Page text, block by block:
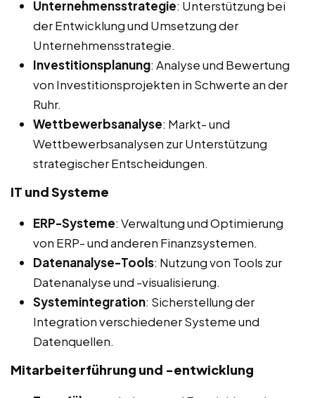
Unternehmensstrategie: Unterstützung bei
der Entwicklung und Umsetzung der
Unternehmensstrategie.
Investitionsplanung: Analyse und Bewertung
von Investitionsprojekten in Schwerte an der
Ruhr.
Wettbewerbsanalyse: Markt- und
Wettbewerbsanalysen zur Unterstützung
strategischer Entscheidungen.
IT und Systeme
ERP-Systeme: Verwaltung und Optimierung
von ERP- und anderen Finanzsystemen.
Datenanalyse-Tools: Nutzung von Tools zur
Datenanalyse und -visualisierung.
Systemintegration: Sicherstellung der
Integration verschiedener Systeme und
Datenquellen.
Mitarbeiterführung und -entwicklung